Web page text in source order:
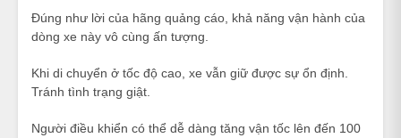
Đúng như lời của hãng quảng cáo, khả năng vận hành của
dòng xe này vô cùng ấn tượng.
Khi di chuyển ở tốc độ cao, xe vẫn giữ được sự ổn định.
Tránh tình trạng giật.
Người điều khiển có thể dễ dàng tăng vận tốc lên đến 100